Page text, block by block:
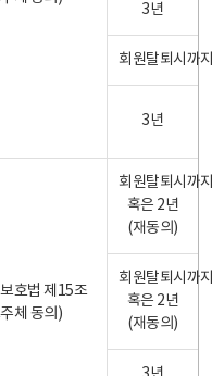
3년
회원탈퇴시까
3년
호법 제15조
체 동의)
회원탈퇴시까
혹은 2년
(재동의)
회원탈퇴시까
혹은 2년
(재동의)